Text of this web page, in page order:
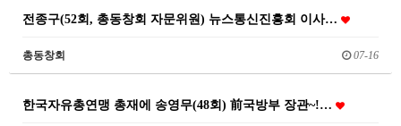
전종구(52회, 총동창회 자문위원) 뉴스통신진흥회 이사…
총동창회 07-16
한국자유총연맹 총재에 송영무(48회) 前국방부 장관~!…